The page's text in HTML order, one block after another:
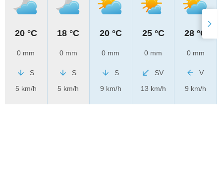
20 °C
0 mm
S
5 km/h
18 °C
0 mm
S
5 km/h
20 °C
0 mm
S
9 km/h
25 °C
0 mm
SV
13 km/h
28 °C
0 mm
V
9 km/h